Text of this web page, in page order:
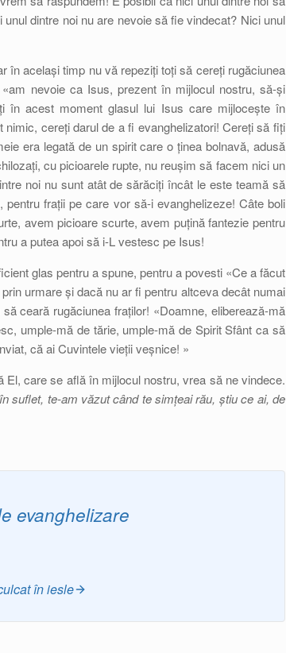
dintre noi nu are nevoie să fie vindecat? Nici unul
în același timp nu vă repeziți toți să cereți rugăciunea
nevoie ca Isus, prezent în mijlocul nostru, să-și
în acest moment glasul lui Isus care mijlocește în
cereți darul de a fi evanghelizatori! Cereți să fiți
era legată de un spirit care o ținea bolnavă, adusă
cu picioarele rupte, nu reușim să facem nici un
noi nu sunt atât de sărăciți încât le este teamă să
frații pe care vor să-i evanghelizeze! Câte boli
avem picioare scurte, avem puțină fantezie pentru
a putea apoi să i-L vestesc pe Isus!
glas pentru a spune, pentru a povesti «Ce a făcut
urmare și dacă nu ar fi pentru altceva decât numai
ceară rugăciunea fraților! «Doamne, eliberează-mă
umple-mă de tărie, umple-mă de Spirit Sfânt ca să
că ai Cuvintele vieții veșnice! »
care se află în mijlocul nostru, vrea să ne vindece.
suflet, te-am văzut când te simțeai rău, știu ce ai, de
evanghelizare
în iesle